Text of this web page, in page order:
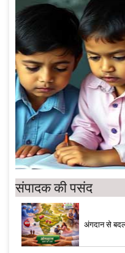
संपादक की पसंद
अंगदान से बदल